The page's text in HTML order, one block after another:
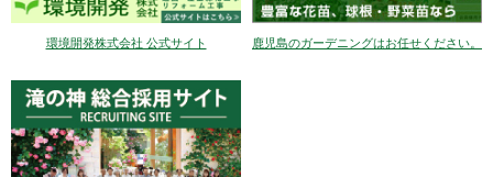
環境開発株式会社 公式サイト 鹿児島のガーデニングはお任せください。